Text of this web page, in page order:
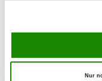
Nur
95512
Muckenreuth